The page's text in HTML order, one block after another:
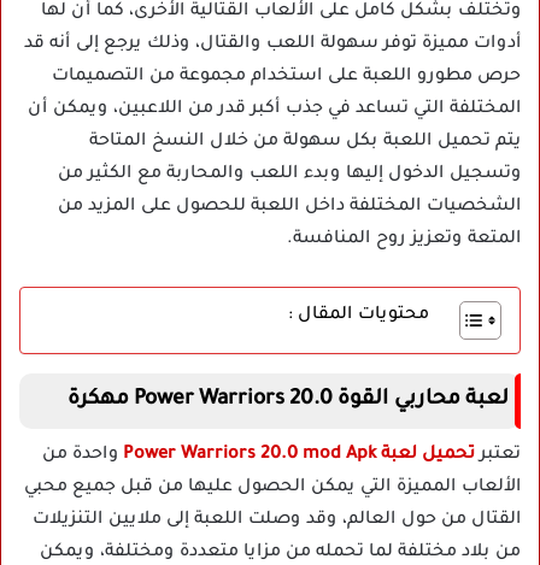
وتختلف بشكل كامل على الألعاب القتالية الأخرى، كما أن لها
أدوات مميزة توفر سهولة اللعب والقتال، وذلك يرجع إلى أنه قد
حرص مطورو اللعبة على استخدام مجموعة من التصميمات
المختلفة التي تساعد في جذب أكبر قدر من اللاعبين، ويمكن أن
يتم تحميل اللعبة بكل سهولة من خلال النسخ المتاحة
وتسجيل الدخول إليها وبدء اللعب والمحاربة مع الكثير من
الشخصيات المختلفة داخل اللعبة للحصول على المزيد من
المتعة وتعزيز روح المنافسة.
محتويات المقال :
لعبة محاربي القوة Power Warriors 20.0 مهكرة
تعتبرتحميل لعبة Power Warriors 20.0 mod Apk
واحدة من
الألعاب المميزة التي يمكن الحصول عليها من قبل جميع محبي
القتال من حول العالم، وقد وصلت اللعبة إلى ملايين التنزيلات
من بلاد مختلفة لما تحمله من مزايا متعددة ومختلفة، ويمكن